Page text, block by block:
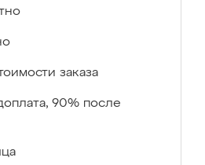
заказа
90% после